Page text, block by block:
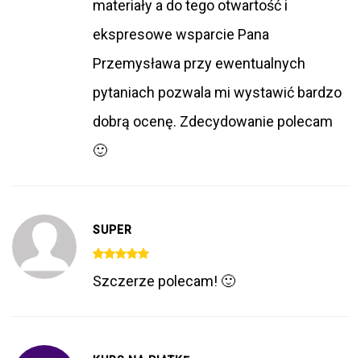
materiały a do tego otwartość i
ekspresowe wsparcie Pana
Przemysława przy ewentualnych
pytaniach pozwala mi wystawić bardzo
dobrą ocenę. Zdecydowanie polecam
🙂
SUPER
Szczerze polecam! 🙂